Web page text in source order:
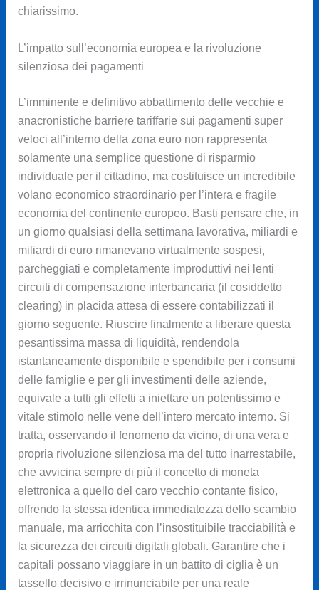
chiarissimo.
L’impatto sull’economia europea e la rivoluzione
silenziosa dei pagamenti
L’imminente e definitivo abbattimento delle vecchie e
anacronistiche barriere tariffarie sui pagamenti super
veloci all’interno della zona euro non rappresenta
solamente una semplice questione di risparmio
individuale per il cittadino, ma costituisce un incredibile
volano economico straordinario per l’intera e fragile
economia del continente europeo. Basti pensare che, in
un giorno qualsiasi della settimana lavorativa, miliardi e
miliardi di euro rimanevano virtualmente sospesi,
parcheggiati e completamente improduttivi nei lenti
circuiti di compensazione interbancaria (il cosiddetto
clearing) in placida attesa di essere contabilizzati il
giorno seguente. Riuscire finalmente a liberare questa
pesantissima massa di liquidità, rendendola
istantaneamente disponibile e spendibile per i consumi
delle famiglie e per gli investimenti delle aziende,
equivale a tutti gli effetti a iniettare un potentissimo e
vitale stimolo nelle vene dell’intero mercato interno. Si
tratta, osservando il fenomeno da vicino, di una vera e
propria rivoluzione silenziosa ma del tutto inarrestabile,
che avvicina sempre di più il concetto di moneta
elettronica a quello del caro vecchio contante fisico,
offrendo la stessa identica immediatezza dello scambio
manuale, ma arricchita con l’insostituibile tracciabilità e
la sicurezza dei circuiti digitali globali. Garantire che i
capitali possano viaggiare in un battito di ciglia è un
tassello decisivo e irrinunciabile per una reale